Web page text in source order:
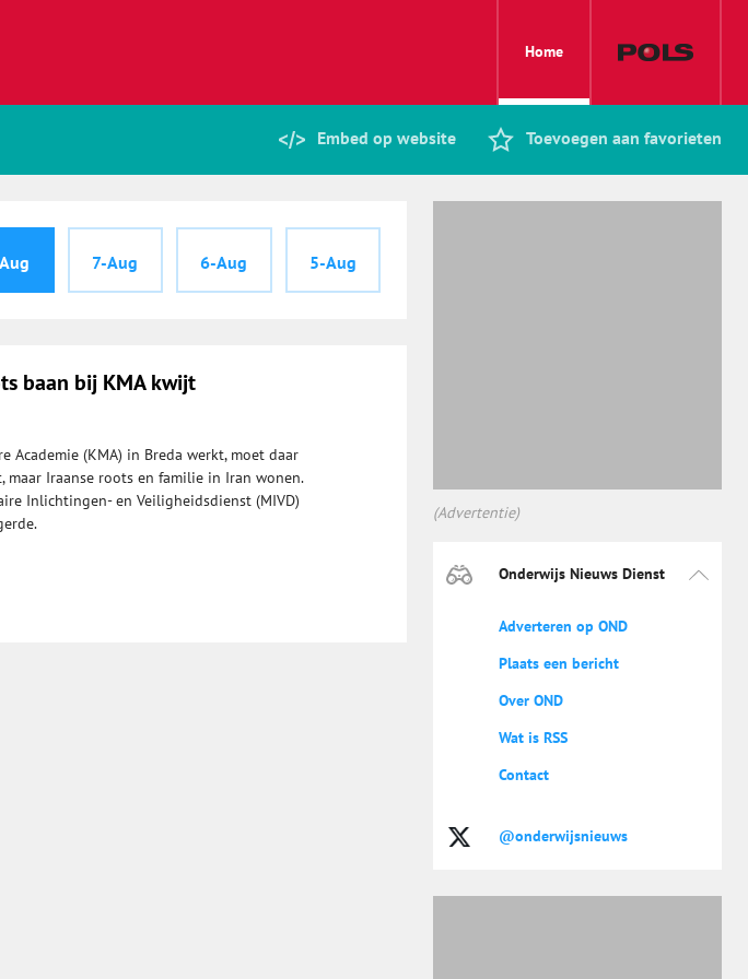
Home
Embed op website Toevoegen aan favorieten
7-Aug 6-Aug 5-Aug
baan bij KMA kwijt
(KMA) in Breda werkt, moet daar
Iraanse roots en familie in Iran wonen.
Inlichtingen- en Veiligheidsdienst (MIVD)
(Advertentie)
Onderwijs Nieuws Dienst
Adverteren op OND
Plaats een bericht
Over OND
Wat is RSS
Contact
@onderwijsnieuws